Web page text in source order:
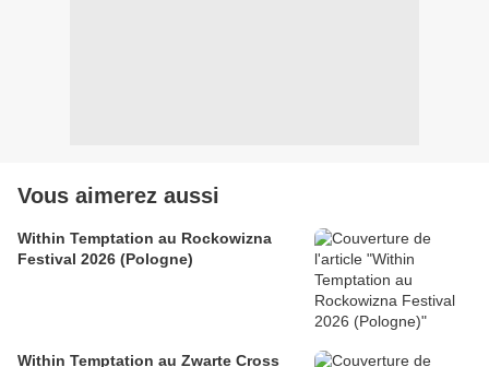
Vous aimerez aussi
Within Temptation au Rockowizna
Festival 2026 (Pologne)
Within Temptation au Zwarte Cross